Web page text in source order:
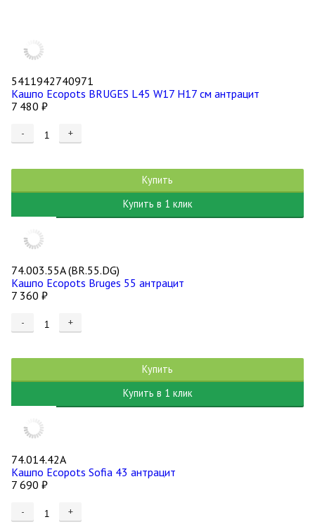
5411942740971
Кашпо Ecopots BRUGES L45 W17 H17 см антрацит
7 480 ₽
- +
Купить
Купить в 1 клик
74.003.55A (BR.55.DG)
Кашпо Ecopots Bruges 55 антрацит
7 360 ₽
- +
Купить
Купить в 1 клик
74.014.42A
Кашпо Ecopots Sofia 43 антрацит
7 690 ₽
- +